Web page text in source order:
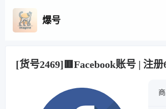
爆号
[货号2469]🟥Facebook账号 | 注